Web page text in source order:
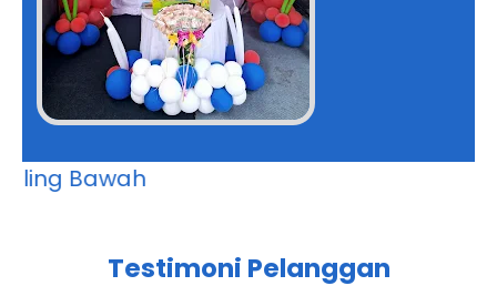
Kami Paling Bawah
Testimoni Pelanggan